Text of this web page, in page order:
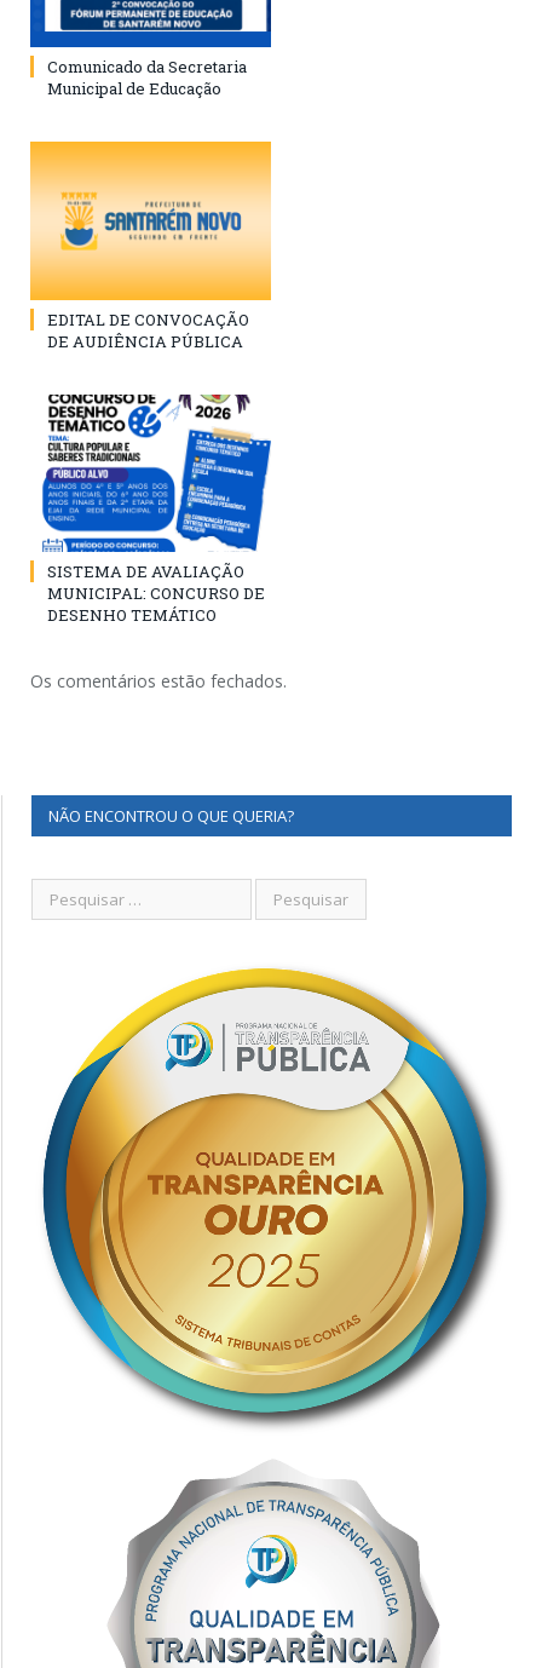
Comunicado da Secretaria
Municipal de Educação
EDITAL DE CONVOCAÇÃO
DE AUDIÊNCIA PÚBLICA
SISTEMA DE AVALIAÇÃO
MUNICIPAL: CONCURSO DE
DESENHO TEMÁTICO
Os comentários estão fechados.
NÃO ENCONTROU O QUE QUERIA?